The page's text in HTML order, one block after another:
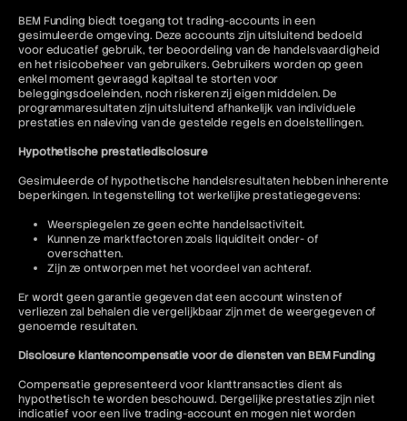
BEM Funding biedt toegang tot trading-accounts in een
gesimuleerde omgeving. Deze accounts zijn uitsluitend bedoeld
voor educatief gebruik, ter beoordeling van de handelsvaardigheid
en het risicobeheer van gebruikers. Gebruikers worden op geen
enkel moment gevraagd kapitaal te storten voor
beleggingsdoeleinden, noch riskeren zij eigen middelen. De
programmaresultaten zijn uitsluitend afhankelijk van individuele
prestaties en naleving van de gestelde regels en doelstellingen.
Hypothetische prestatiedisclosure
Gesimuleerde of hypothetische handelsresultaten hebben inherente
beperkingen. In tegenstelling tot werkelijke prestatiegegevens:
Weerspiegelen ze geen echte handelsactiviteit.
Kunnen ze marktfactoren zoals liquiditeit onder- of
overschatten.
Zijn ze ontworpen met het voordeel van achteraf.
Er wordt geen garantie gegeven dat een account winsten of
verliezen zal behalen die vergelijkbaar zijn met de weergegeven of
genoemde resultaten.
Disclosure klantencompensatie voor de diensten van BEM Funding
Compensatie gepresenteerd voor klanttransacties dient als
hypothetisch te worden beschouwd. Dergelijke prestaties zijn niet
indicatief voor een live trading-account en mogen niet worden